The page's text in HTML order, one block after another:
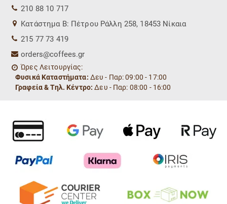
210 88 10 717
Kατάστημα Β: Πέτρου Ράλλη 258, 18453 Νίκαια
215 77 73 419
orders@coffees.gr
Ώρες Λειτουργίας:
Φυσικά Καταστήματα: Δευ - Παρ: 09:00 - 17:00
Γραφεία & Τηλ. Κέντρο: Δευ - Παρ: 08:00 - 16:00